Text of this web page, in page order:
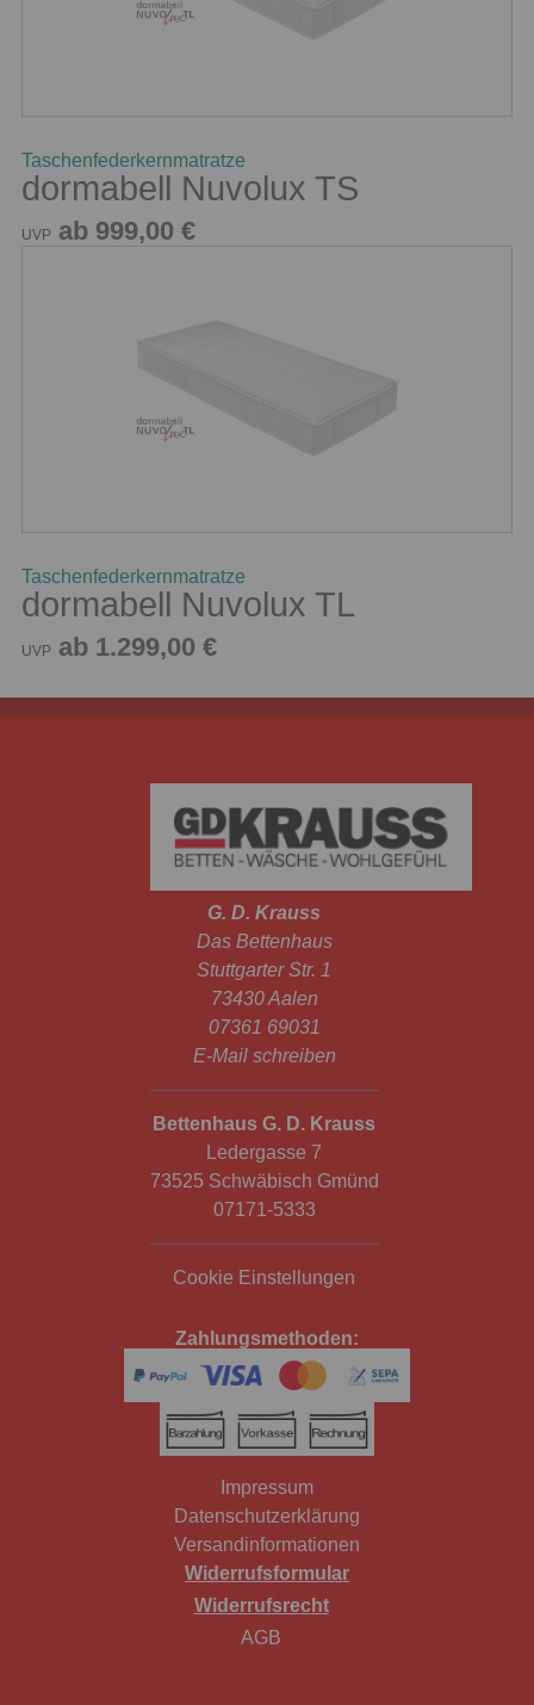
Taschenfederkernmatratze
dormabell Nuvolux TS
UVP ab 999,00 €
Taschenfederkernmatratze
dormabell Nuvolux TL
UVP ab 1.299,00 €
G. D. Krauss
Das Bettenhaus
Stuttgarter Str. 1
73430 Aalen
07361 69031
E-Mail schreiben
Bettenhaus G. D. Krauss
Ledergasse 7
73525 Schwäbisch Gmünd
07171-5333
Cookie Einstellungen
Zahlungsmethoden:
Impressum
Datenschutzerklärung
Versandinformationen
Widerrufsformular
Widerrufsrecht
AGB